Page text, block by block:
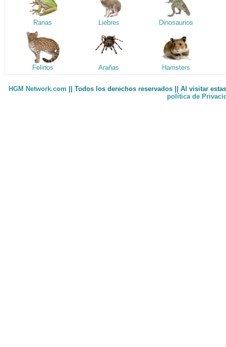
Ranas Liebres Dinosaurios
Felinos Arañas Hamsters
HGM Network.com || Todos los derechos reservados || Al visitar
política de